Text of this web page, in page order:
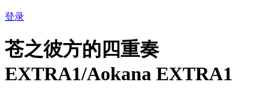
登录
苍之彼方的四重奏
EXTRA1/Aokana EXTRA1